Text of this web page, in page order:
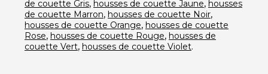
de couette Gris, housses de couette Jaune, housses
de couette Marron, housses de couette Noir,
housses de couette Orange, housses de couette
Rose, housses de couette Rouge, housses de
couette Vert, housses de couette Violet.